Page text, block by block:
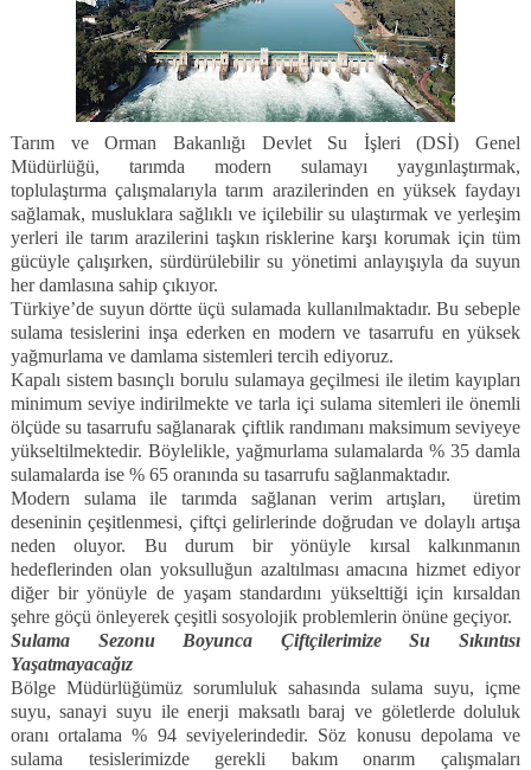
Tarım ve Orman Bakanlığı Devlet Su İşleri (DSİ) Genel
Müdürlüğü, tarımda modern sulamayı yaygınlaştırmak,
toplulaştırma çalışmalarıyla tarım arazilerinden en yüksek faydayı
sağlamak, musluklara sağlıklı ve içilebilir su ulaştırmak ve yerleşim
yerleri ile tarım arazilerini taşkın risklerine karşı korumak için tüm
gücüyle çalışırken, sürdürülebilir su yönetimi anlayışıyla da suyun
her damlasına sahip çıkıyor.
Türkiye’de suyun dörtte üçü sulamada kullanılmaktadır. Bu sebeple
sulama tesislerini inşa ederken en modern ve tasarrufu en yüksek
yağmurlama ve damlama sistemleri tercih ediyoruz.
Kapalı sistem basınçlı borulu sulamaya geçilmesi ile iletim kayıpları
minimum seviye indirilmekte ve tarla içi sulama sitemleri ile önemli
ölçüde su tasarrufu sağlanarak çiftlik randımanı maksimum seviyeye
yükseltilmektedir. Böylelikle, yağmurlama sulamalarda % 35 damla
sulamalarda ise % 65 oranında su tasarrufu sağlanmaktadır.
Modern sulama ile tarımda sağlanan verim artışları, üretim
deseninin çeşitlenmesi, çiftçi gelirlerinde doğrudan ve dolaylı artışa
neden oluyor. Bu durum bir yönüyle kırsal kalkınmanın
hedeflerinden olan yoksulluğun azaltılması amacına hizmet ediyor
diğer bir yönüyle de yaşam standardını yükselttiği için kırsaldan
şehre göçü önleyerek çeşitli sosyolojik problemlerin önüne geçiyor.
Sulama Sezonu Boyunca Çiftçilerimize Su Sıkıntısı
Yaşatmayacağız
Bölge Müdürlüğümüz sorumluluk sahasında sulama suyu, içme
suyu, sanayi suyu ile enerji maksatlı baraj ve göletlerde doluluk
oranı ortalama % 94 seviyelerindedir. Söz konusu depolama ve
sulama tesislerimizde gerekli bakım onarım çalışmaları